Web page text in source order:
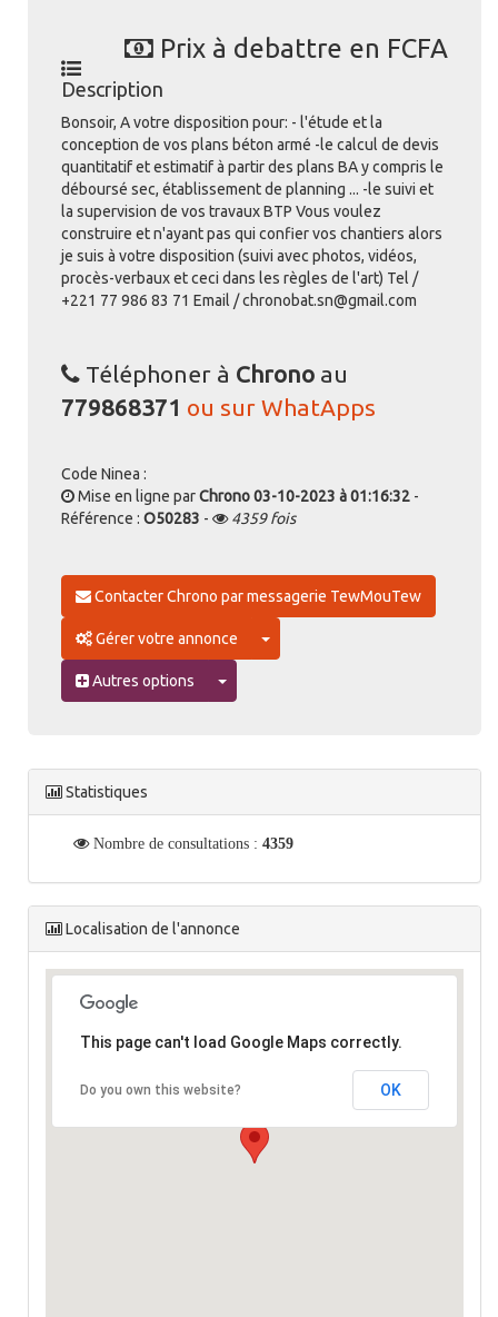
Prix à debattre en FCFA
Description
Bonsoir, A votre disposition pour: - l'étude et la
conception de vos plans béton armé -le calcul de devis
quantitatif et estimatif à partir des plans BA y compris le
déboursé sec, établissement de planning ... -le suivi et
la supervision de vos travaux BTP Vous voulez
construire et n'ayant pas qui confier vos chantiers alors
je suis à votre disposition (suivi avec photos, vidéos,
procès-verbaux et ceci dans les règles de l'art) Tel /
+221 77 986 83 71 Email / chronobat.sn@gmail.com
Téléphoner à Chrono au
779868371 ou sur WhatApps
Code Ninea :
Mise en ligne parChrono03-10-2023 à 01:16:32 -
Référence : O50283 - 4359 fois
Contacter Chrono par messagerie TewMouTew
Gérer votre annonce Toggle Dropdown
Autres options Toggle Dropdown
Statistiques
Nombre de consultations : 4359
Localisation de l'annonce
This page can't load Google Maps correctly.
Do you own this website? OK